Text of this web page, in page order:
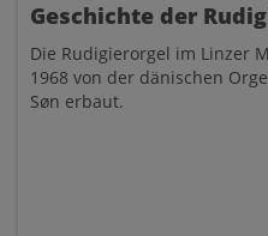
Geschichte der
Die Rudigierorgel im Linzer
1968 von der dänischen
Søn erbaut.